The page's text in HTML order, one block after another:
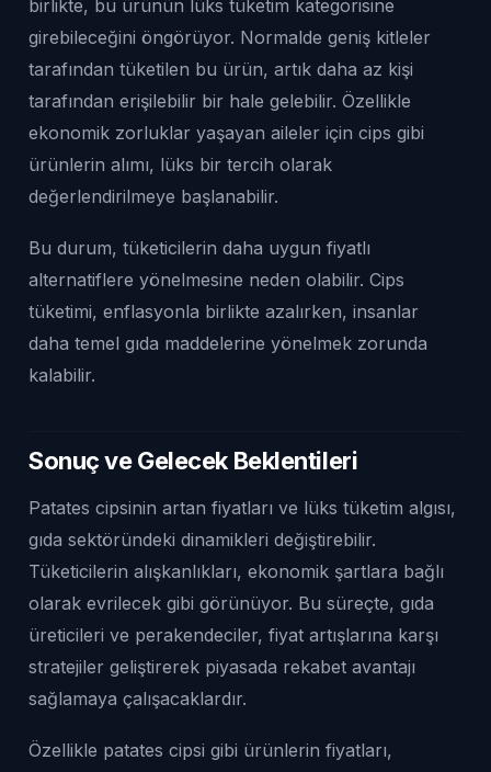
birlikte, bu ürünün lüks tüketim kategorisine
girebileceğini öngörüyor. Normalde geniş kitleler
tarafından tüketilen bu ürün, artık daha az kişi
tarafından erişilebilir bir hale gelebilir. Özellikle
ekonomik zorluklar yaşayan aileler için cips gibi
ürünlerin alımı, lüks bir tercih olarak
değerlendirilmeye başlanabilir.
Bu durum, tüketicilerin daha uygun fiyatlı
alternatiflere yönelmesine neden olabilir. Cips
tüketimi, enflasyonla birlikte azalırken, insanlar
daha temel gıda maddelerine yönelmek zorunda
kalabilir.
Sonuç ve Gelecek Beklentileri
Patates cipsinin artan fiyatları ve lüks tüketim algısı,
gıda sektöründeki dinamikleri değiştirebilir.
Tüketicilerin alışkanlıkları, ekonomik şartlara bağlı
olarak evrilecek gibi görünüyor. Bu süreçte, gıda
üreticileri ve perakendeciler, fiyat artışlarına karşı
stratejiler geliştirerek piyasada rekabet avantajı
sağlamaya çalışacaklardır.
Özellikle patates cipsi gibi ürünlerin fiyatları,